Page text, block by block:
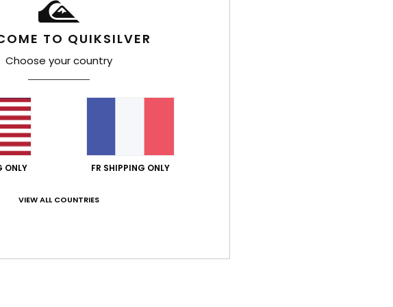
basé sur
TO QUIKSILVER
Choose your country
ONLY FR SHIPPING ONLY
VIEW ALL COUNTRIES